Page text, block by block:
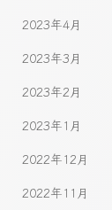
2023年4月
2023年3月
2023年2月
2023年1月
2022年12月
2022年11月